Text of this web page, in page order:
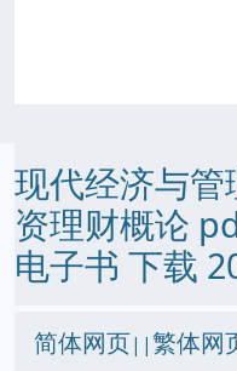
现代经济与
资理财概论
电子书 下载
简体网页||繁体网